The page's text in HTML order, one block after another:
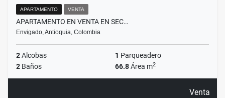
APARTAMENTO VENTA
APARTAMENTO EN VENTA EN SEC…
Envigado, Antioquia, Colombia
2Alcobas 1 Parqueadero
2 Baños 66.8Área m2
Venta